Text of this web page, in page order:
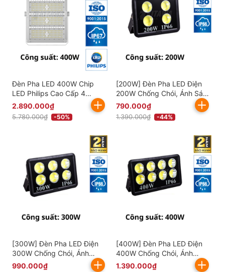
Đèn Pha LED 400W Chip
LED Philips Cao Cấp 4
Khoang KITAWA -
AC.DP05.400
2.890.000₫
5.780.000₫ -50%
[200W] Đèn Pha LED Điện
200W Chống Chói, Ánh Sáng
Trắng AC.DP01.200
790.000₫
1.390.000₫ -44%
[300W] Đèn Pha LED Điện
300W Chống Chói, Ánh
Sáng Trắng AC.DP01.300
990.000₫
[400W] Đèn Pha LED Điện
400W Chống Chói, Ánh
Sáng Trắng AC.DP01.400
1.390.000₫